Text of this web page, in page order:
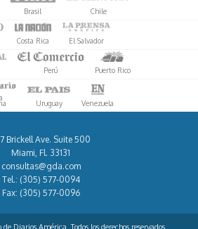
Brasil Chile
Costa Rica El Salvador
Perú Puerto Rico
Uruguay Venezuela
Brickell Ave. Suite 500
Miami, Fl. 33131
consultas@gda.com
Tel.: (305) 577-0094
Fax: (305) 577-0096